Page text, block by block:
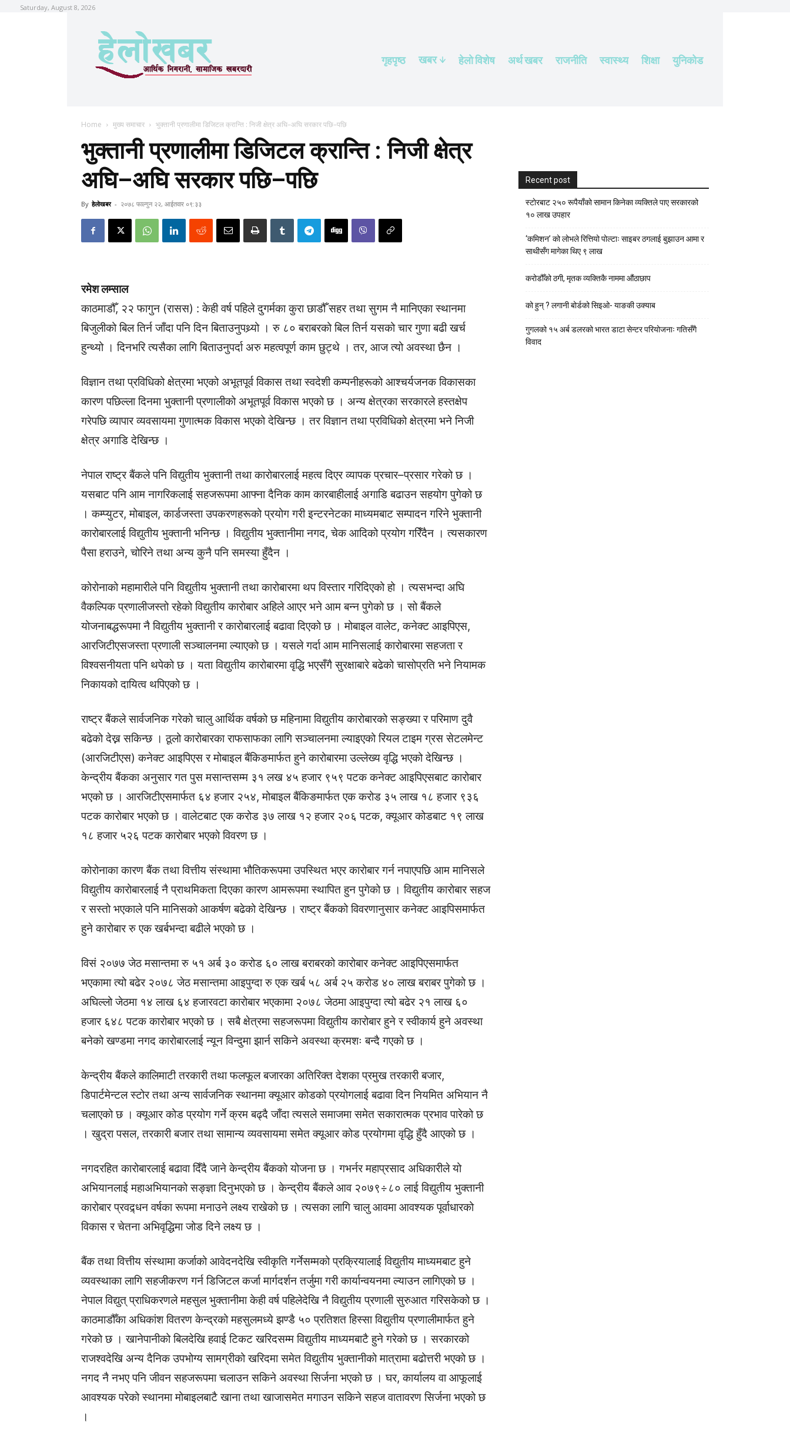
Saturday, August 8, 2026
गृहपृष्ठ खबर हेलाे विशेष अर्थ खबर राजनीति स्वास्थ्य शिक्षा युनिकोड
Home मुख्य समाचार भुक्तानी प्रणालीमा डिजिटल क्रान्ति : निजी क्षेत्र अघि–अघि सरकार पछि–पछि
भुक्तानी प्रणालीमा डिजिटल क्रान्ति : निजी क्षेत्र
अघि–अघि सरकार पछि–पछि
By हेलाेखबर - २०७८ फाल्गुन २२, आईतवार ०९:३३
रमेश लम्साल
काठमाडौँ, २२ फागुन (रासस) : केही वर्ष पहिले दुगर्मका कुरा छाडौँ सहर तथा सुगम नै मानिएका स्थानमा
बिजुलीको बिल तिर्न जाँदा पनि दिन बिताउनुपथ्र्यो । रु ८० बराबरको बिल तिर्न यसको चार गुणा बढी खर्च
हुन्थ्यो । दिनभरि त्यसैका लागि बिताउनुपर्दा अरु महत्वपूर्ण काम छुट्थे । तर, आज त्यो अवस्था छैन ।
विज्ञान तथा प्रविधिको क्षेत्रमा भएको अभूतपूर्व विकास तथा स्वदेशी कम्पनीहरूको आश्चर्यजनक विकासका
कारण पछिल्ला दिनमा भुक्तानी प्रणालीको अभूतपूर्व विकास भएको छ । अन्य क्षेत्रका सरकारले हस्तक्षेप
गरेपछि व्यापार व्यवसायमा गुणात्मक विकास भएको देखिन्छ । तर विज्ञान तथा प्रविधिको क्षेत्रमा भने निजी
क्षेत्र अगाडि देखिन्छ ।
नेपाल राष्ट्र बैंकले पनि विद्युतीय भुक्तानी तथा कारोबारलाई महत्व दिएर व्यापक प्रचार–प्रसार गरेको छ ।
यसबाट पनि आम नागरिकलाई सहजरूपमा आफ्ना दैनिक काम कारबाहीलाई अगाडि बढाउन सहयोग पुगेको छ
। कम्प्युटर, मोबाइल, कार्डजस्ता उपकरणहरूको प्रयोग गरी इन्टरनेटका माध्यमबाट सम्पादन गरिने भुक्तानी
कारोबारलाई विद्युतीय भुक्तानी भनिन्छ । विद्युतीय भुक्तानीमा नगद, चेक आदिको प्रयोग गरिँदैन । त्यसकारण
पैसा हराउने, चोरिने तथा अन्य कुनै पनि समस्या हुँदैन ।
कोरोनाको महामारीले पनि विद्युतीय भुक्तानी तथा कारोबारमा थप विस्तार गरिदिएको हो । त्यसभन्दा अघि
वैकल्पिक प्रणालीजस्तो रहेको विद्युतीय कारोबार अहिले आएर भने आम बन्न पुगेको छ । सो बैंकले
योजनाबद्धरूपमा नै विद्युतीय भुक्तानी र कारोबारलाई बढावा दिएको छ । मोबाइल वालेट, कनेक्ट आइपिएस,
आरजिटीएसजस्ता प्रणाली सञ्चालनमा ल्याएको छ । यसले गर्दा आम मानिसलाई कारोबारमा सहजता र
विश्वसनीयता पनि थपेको छ । यता विद्युतीय कारोबारमा वृद्धि भएसँगै सुरक्षाबारे बढेको चासोप्रति भने नियामक
निकायको दायित्व थपिएको छ ।
राष्ट्र बैंकले सार्वजनिक गरेको चालु आर्थिक वर्षको छ महिनामा विद्युतीय कारोबारको सङ्ख्या र परिमाण दुवै
बढेको देख्न सकिन्छ । ठूलो कारोबारका राफसाफका लागि सञ्चालनमा ल्याइएको रियल टाइम ग्रस सेटलमेन्ट
(आरजिटीएस) कनेक्ट आइपिएस र मोबाइल बैंकिङमार्फत हुने कारोबारमा उल्लेख्य वृद्धि भएको देखिन्छ ।
केन्द्रीय बैंकका अनुसार गत पुस मसान्तसम्म ३१ लख ४५ हजार ९५९ पटक कनेक्ट आइपिएसबाट कारोबार
भएको छ । आरजिटीएसमार्फत ६४ हजार २५४, मोबाइल बैंकिङमार्फत एक करोड ३५ लाख १८ हजार ९३६
पटक कारोबार भएको छ । वालेटबाट एक करोड ३७ लाख १२ हजार २०६ पटक, क्यूआर कोडबाट १९ लाख
१८ हजार ५२६ पटक कारोबार भएको विवरण छ ।
कोरोनाका कारण बैंक तथा वित्तीय संस्थामा भौतिकरूपमा उपस्थित भएर कारोबार गर्न नपाएपछि आम मानिसले
विद्युतीय कारोबारलाई नै प्राथमिकता दिएका कारण आमरूपमा स्थापित हुन पुगेको छ । विद्युतीय कारोबार सहज
र सस्तो भएकाले पनि मानिसको आकर्षण बढेको देखिन्छ । राष्ट्र बैंकको विवरणानुसार कनेक्ट आइपिसमार्फत
हुने कारोबार रु एक खर्बभन्दा बढीले भएको छ ।
विसं २०७७ जेठ मसान्तमा रु ५१ अर्ब ३० करोड ६० लाख बराबरको कारोबार कनेक्ट आइपिएसमार्फत
भएकामा त्यो बढेर २०७८ जेठ मसान्तमा आइपुग्दा रु एक खर्ब ५८ अर्ब २५ करोड ४० लाख बराबर पुगेको छ ।
अघिल्लो जेठमा १४ लाख ६४ हजारवटा कारोबार भएकामा २०७८ जेठमा आइपुग्दा त्यो बढेर २१ लाख ६०
हजार ६४८ पटक कारोबार भएको छ । सबै क्षेत्रमा सहजरूपमा विद्युतीय कारोबार हुने र स्वीकार्य हुने अवस्था
बनेको खण्डमा नगद कारोबारलाई न्यून विन्दुमा झार्न सकिने अवस्था क्रमशः बन्दै गएको छ ।
केन्द्रीय बैंकले कालिमाटी तरकारी तथा फलफूल बजारका अतिरिक्त देशका प्रमुख तरकारी बजार,
डिपार्टमेन्टल स्टोर तथा अन्य सार्वजनिक स्थानमा क्यूआर कोडको प्रयोगलाई बढावा दिन नियमित अभियान नै
चलाएको छ । क्यूआर कोड प्रयोग गर्ने क्रम बढ्दै जाँदा त्यसले समाजमा समेत सकारात्मक प्रभाव पारेको छ
। खुद्रा पसल, तरकारी बजार तथा सामान्य व्यवसायमा समेत क्यूआर कोड प्रयोगमा वृद्धि हुँदै आएको छ ।
नगदरहित कारोबारलाई बढावा दिँदै जाने केन्द्रीय बैंकको योजना छ । गभर्नर महाप्रसाद अधिकारीले यो
अभियानलाई महाअभियानको सङ्ज्ञा दिनुभएको छ । केन्द्रीय बैंकले आव २०७९÷८० लाई विद्युतीय भुक्तानी
कारोबार प्रवद्र्धन वर्षका रूपमा मनाउने लक्ष्य राखेको छ । त्यसका लागि चालु आवमा आवश्यक पूर्वाधारको
विकास र चेतना अभिवृद्धिमा जोड दिने लक्ष्य छ ।
बैंक तथा वित्तीय संस्थामा कर्जाको आवेदनदेखि स्वीकृति गर्नेसम्मको प्रक्रियालाई विद्युतीय माध्यमबाट हुने
व्यवस्थाका लागि सहजीकरण गर्न डिजिटल कर्जा मार्गदर्शन तर्जुमा गरी कार्यान्वयनमा ल्याउन लागिएको छ ।
नेपाल विद्युत् प्राधिकरणले महसुल भुक्तानीमा केही वर्ष पहिलेदेखि नै विद्युतीय प्रणाली सुरुआत गरिसकेको छ ।
काठमाडौँका अधिकांश वितरण केन्द्रको महसुलमध्ये झण्डै ५० प्रतिशत हिस्सा विद्युतीय प्रणालीमार्फत हुने
गरेको छ । खानेपानीको बिलदेखि हवाई टिकट खरिदसम्म विद्युतीय माध्यमबाटै हुने गरेको छ । सरकारको
राजश्वदेखि अन्य दैनिक उपभोग्य सामग्रीको खरिदमा समेत विद्युतीय भुक्तानीको मात्रामा बढोत्तरी भएको छ ।
नगद नै नभए पनि जीवन सहजरूपमा चलाउन सकिने अवस्था सिर्जना भएको छ । घर, कार्यालय वा आफूलाई
आवश्यक परेको स्थानमा मोबाइलबाटै खाना तथा खाजासमेत मगाउन सकिने सहज वातावरण सिर्जना भएको छ
।
Recent post
स्टाेरबाट २५० रूपैयाँको सामान किनेका व्यक्तिले पाए सरकारको
१० लाख उपहार
‘कमिशन’ को लोभले रित्तियो पोल्टाः साइबर ठगलाई बुझाउन आमा र
साथीसँग मागेका थिए ९ लाख
करोडौँको ठगी, मृतक व्यक्तिकै नाममा औंठाछाप
को हुन् ? लगानी बोर्डको सिइओ- याङकी उक्याब
गुगलको १५ अर्ब डलरको भारत डाटा सेन्टर परियोजनाः गतिसँगै
विवाद